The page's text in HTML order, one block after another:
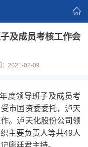
及成员考核工作会
：2021-02-09
度领导班子及成员考
市国资委委托，泸天
。泸天化股份公司领
主要负责人等共49人
廖廷君主持。